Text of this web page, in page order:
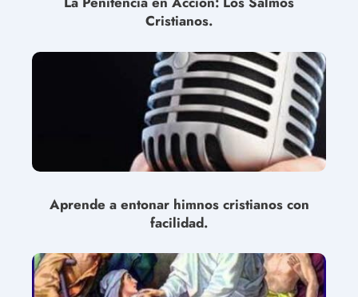
Cristianos.
Aprende a entonar himnos cristianos con
facilidad.